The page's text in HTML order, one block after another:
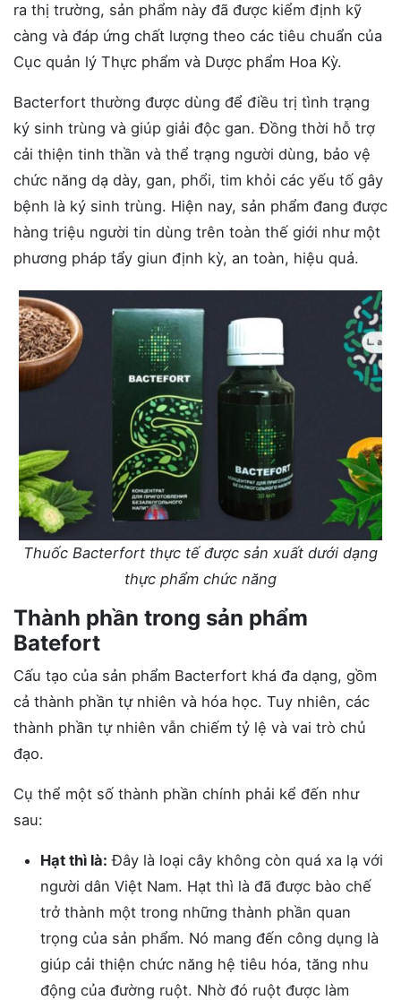
ra thị trường, sản phẩm này đã được kiểm định kỹ
càng và đáp ứng chất lượng theo các tiêu chuẩn của
Cục quản lý Thực phẩm và Dược phẩm Hoa Kỳ.
Bacterfort thường được dùng để điều trị tình trạng
ký sinh trùng và giúp giải độc gan. Đồng thời hỗ trợ
cải thiện tinh thần và thể trạng người dùng, bảo vệ
chức năng dạ dày, gan, phổi, tim khỏi các yếu tố gây
bệnh là ký sinh trùng. Hiện nay, sản phẩm đang được
hàng triệu người tin dùng trên toàn thế giới như một
phương pháp tẩy giun định kỳ, an toàn, hiệu quả.
Thuốc Bacterfort thực tế được sản xuất dưới dạng
thực phẩm chức năng
Thành phần trong sản phẩm
Batefort
Cấu tạo của sản phẩm Bacterfort khá đa dạng, gồm
cả thành phần tự nhiên và hóa học. Tuy nhiên, các
thành phần tự nhiên vẫn chiếm tỷ lệ và vai trò chủ
đạo.
Cụ thể một số thành phần chính phải kể đến như
sau:
Hạt thì là: Đây là loại cây không còn quá xa lạ với
người dân Việt Nam. Hạt thì là đã được bào chế
trở thành một trong những thành phần quan
trọng của sản phẩm. Nó mang đến công dụng là
giúp cải thiện chức năng hệ tiêu hóa, tăng nhu
động của đường ruột. Nhờ đó ruột được làm